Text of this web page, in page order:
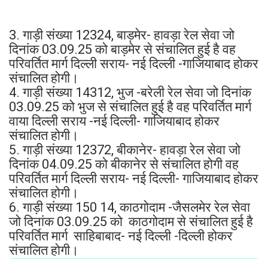
3. गाड़ी संख्या 12324, बाड़मेर- हावड़ा रेल सेवा जो
दिनांक 03.09.25 को बाड़मेर से संचालित हुई है वह
परिवर्तित मार्ग दिल्ली सराय- नई दिल्ली -गाजियाबाद होकर
संचालित होगी।
4. गाड़ी संख्या 14312, भुज -बरेली रेल सेवा जो दिनांक
03.09.25 को भुज से संचालित हुई है वह परिवर्तित मार्ग
वाया दिल्ली सराय -नई दिल्ली- गाजियाबाद होकर
संचालित होगी।
5. गाड़ी संख्या 12372, बीकानेर- हावड़ा रेल सेवा जो
दिनांक 04.09.25 को बीकानेर से संचालित होगी वह
परिवर्तित मार्ग दिल्ली सराय- नई दिल्ली- गाजियाबाद होकर
संचालित होगी।
6. गाड़ी संख्या 150 14, काठगोदाम -जैसलमेर रेल सेवा
जो दिनांक 03.09.25 को काठगोदाम से संचालित हुई है
परिवर्तित मार्ग साहिबाबाद- नई दिल्ली -दिल्ली होकर
संचालित होगी।